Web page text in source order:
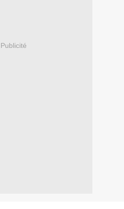
Publicité